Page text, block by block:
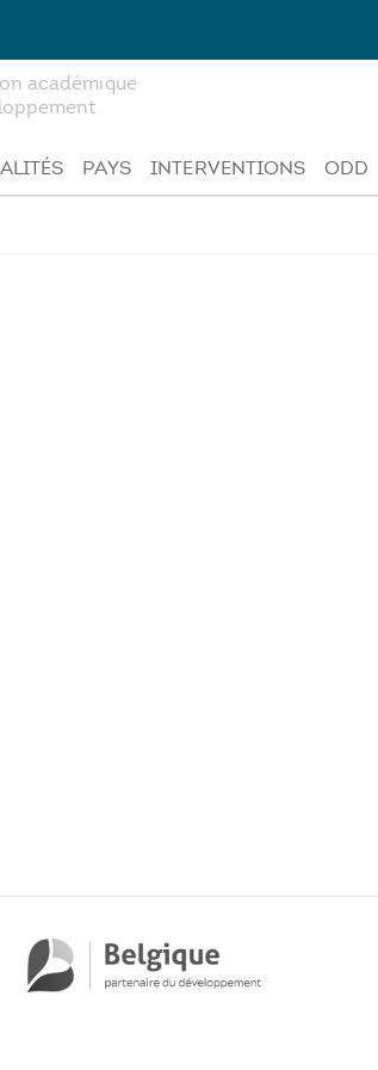
académique
PAYS INTERVENTIONS ODD